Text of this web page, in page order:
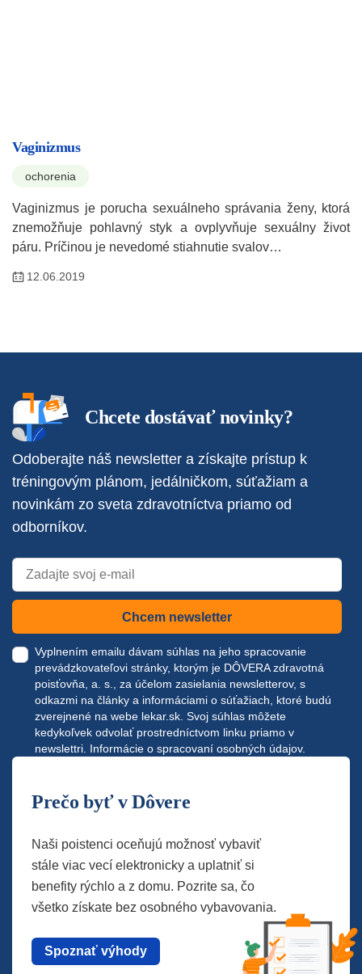
Vaginizmus
ochorenia
Vaginizmus je porucha sexuálneho správania ženy, ktorá
znemožňuje pohlavný styk a ovplyvňuje sexuálny život
páru. Príčinou je nevedomé stiahnutie svalov…
12.06.2019
Chcete dostávať novinky?
Odoberajte náš newsletter a získajte prístup k
tréningovým plánom, jedálničkom, súťažiam a
novinkám zo sveta zdravotníctva priamo od
odborníkov.
Chcem newsletter
Vyplnením emailu dávam súhlas na jeho spracovanie
prevádzkovateľovi stránky, ktorým je DÔVERA zdravotná
poisťovňa, a. s., za účelom zasielania newsletterov, s
odkazmi na články a informáciami o súťažiach, ktoré budú
zverejnené na webe lekar.sk . Svoj súhlas môžete
kedykoľvek odvolať prostredníctvom linku priamo v
newslettri. Informácie o spracovaní osobných údajov.
Prečo byť v Dôvere
Naši poistenci oceňujú možnosť vybaviť
stále viac vecí elektronicky a uplatniť si
benefity rýchlo a z domu. Pozrite sa, čo
všetko získate bez osobného vybavovania.
Spoznať výhody